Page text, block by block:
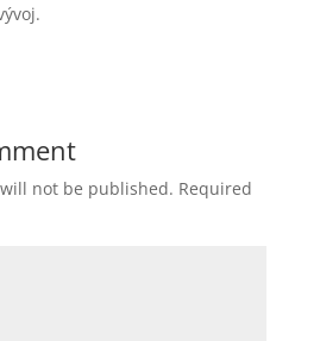
not be published. Required